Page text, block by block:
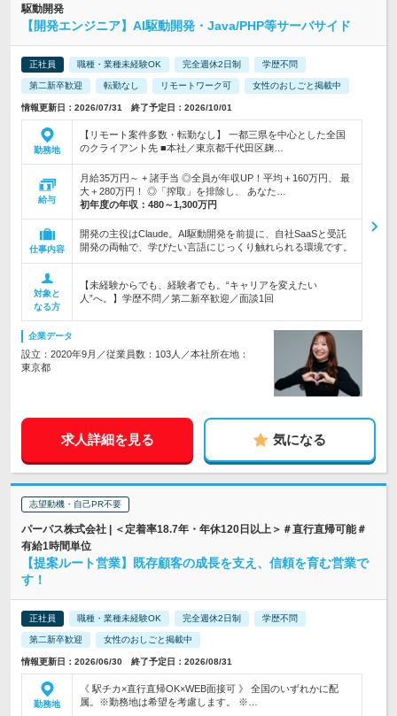
駆動開発
【開発エンジニア】AI駆動開発・Java/PHP等サーバサイド
正社員 職種・業種未経験OK 完全週休2日制 学歴不問
第二新卒歓迎 転勤なし リモートワーク可 女性のおしごと掲載中
情報更新日：2026/07/31 終了予定日：2026/10/01
勤務地
【リモート案件多数・転勤なし】 一都三県を中心とした全国
のクライアント先 ■本社／東京都千代田区麹…
給与
月給35万円～ + 諸手当 ◎全員が年収UP！平均＋160万円、 最
大＋280万円！ ◎「搾取」を排除し、 あなた…
初年度の年収： 480～1,300万円
仕事内容
開発の主役はClaude。AI駆動開発を前提に、自社SaaSと受託
開発の両軸で、学びたい言語にじっくり触れられる環境です。
対象と
なる方
【未経験からでも、経験者でも。“キャリアを変えたい
人”へ。】学歴不問／第二新卒歓迎／面談1回
企業データ
設立：2020年9月／従業員数：103人／本社所在地：
東京都
求人詳細を見る 気になる
志望動機・自己PR不要
パーパス株式会社 | ＜定着率18.7年・年休120日以上＞＃直行直帰可能＃
有給1時間単位
【提案ルート営業】既存顧客の成長を支え、信頼を育む営業で
す！
正社員 職種・業種未経験OK 完全週休2日制 学歴不問
第二新卒歓迎 女性のおしごと掲載中
情報更新日：2026/06/30 終了予定日：2026/08/31
勤務地
《 駅チカ×直行直帰OK×WEB面接可 》 全国のいずれかに配
属。※勤務地は希望を考慮します。 ※…